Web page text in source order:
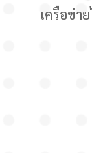
เครือข่า